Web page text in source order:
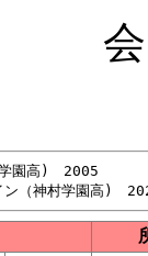
園高)　2005